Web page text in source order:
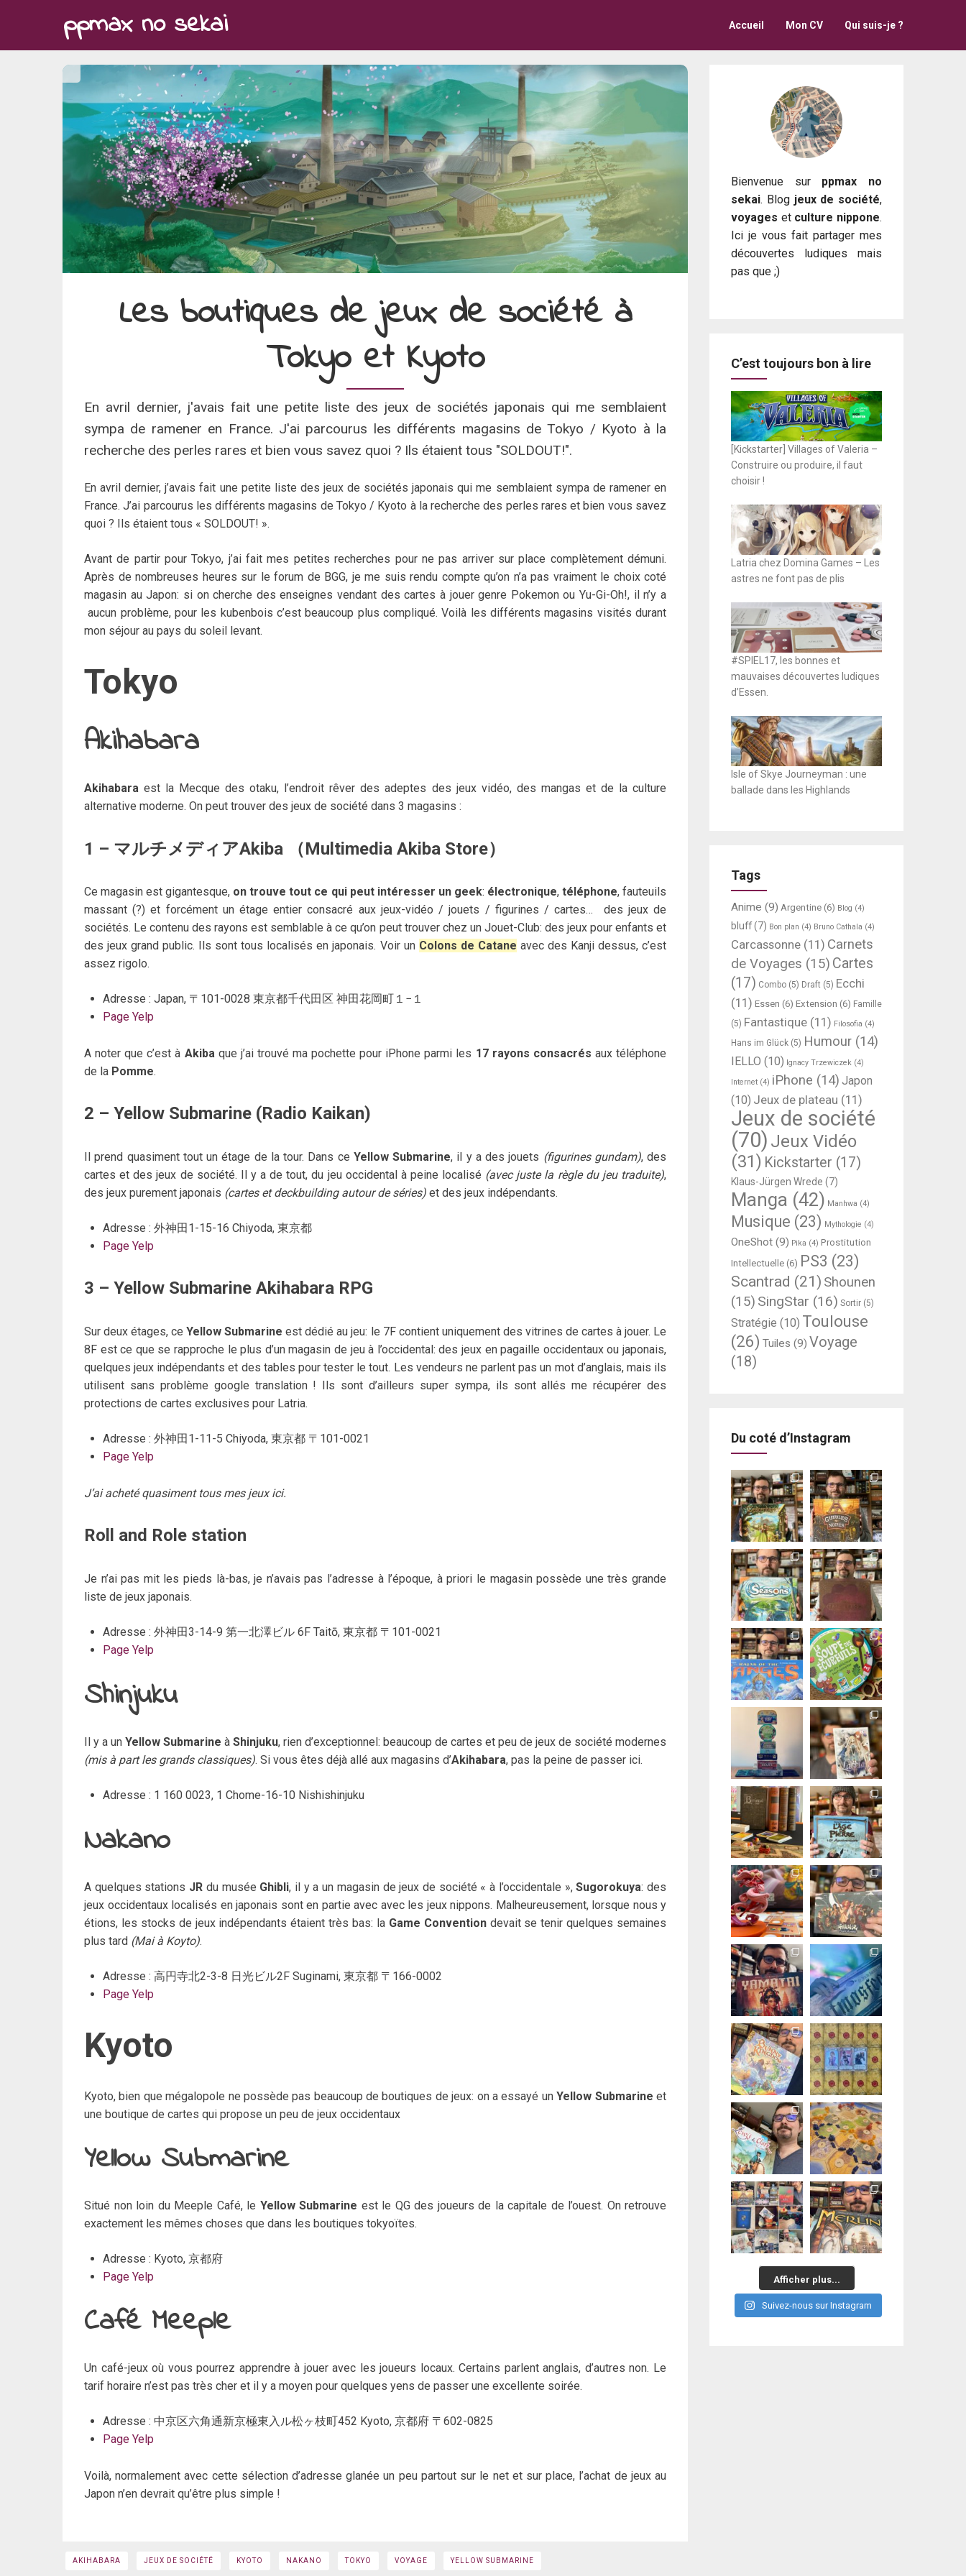
ppmax no sekai Accueil Mon CV Qui suis-je ?
Les boutiques de jeux de société à
Tokyo et Kyoto
En avril dernier, j'avais fait une petite liste des jeux de sociétés japonais qui me semblaient
sympa de ramener en France. J'ai parcourus les différents magasins de Tokyo / Kyoto à la
recherche des perles rares et bien vous savez quoi ? Ils étaient tous "SOLDOUT!".
En avril dernier, j’avais fait une petite liste des jeux de sociétés japonais qui me semblaient sympa de ramener en
France. J’ai parcourus les différents magasins de Tokyo / Kyoto à la recherche des perles rares et bien vous savez
quoi ? Ils étaient tous « SOLDOUT! ».
Avant de partir pour Tokyo, j’ai fait mes petites recherches pour ne pas arriver sur place complètement démuni.
Après de nombreuses heures sur le forum de BGG, je me suis rendu compte qu’on n’a pas vraiment le choix coté
magasin au Japon: si on cherche des enseignes vendant des cartes à jouer genre Pokemon ou Yu-Gi-Oh!, il n’y a
aucun problème, pour les kubenbois c’est beaucoup plus compliqué. Voilà les différents magasins visités durant
mon séjour au pays du soleil levant.
Tokyo
Akihabara
Akihabara est la Mecque des otaku, l’endroit rêver des adeptes des jeux vidéo, des mangas et de la culture
alternative moderne. On peut trouver des jeux de société dans 3 magasins :
1 – マルチメディアAkiba （Multimedia Akiba Store）
Ce magasin est gigantesque, on trouve tout ce qui peut intéresser un geek: électronique, téléphone, fauteuils
massant (?) et forcément un étage entier consacré aux jeux-vidéo / jouets / figurines / cartes… des jeux de
sociétés. Le contenu des rayons est semblable à ce qu’on peut trouver chez un Jouet-Club: des jeux pour enfants et
des jeux grand public. Ils sont tous localisés en japonais. Voir un Colons de Catane avec des Kanji dessus, c’est
assez rigolo.
Adresse : Japan, 〒101-0028 東京都千代田区 神田花岡町１−１
Page Yelp
A noter que c’est à Akibaque j’ai trouvé ma pochette pour iPhone parmi les 17 rayons consacrés aux téléphone
de la Pomme.
2 – Yellow Submarine (Radio Kaikan)
Il prend quasiment tout un étage de la tour. Dans ce Yellow Submarine, il y a des jouets (figurines gundam), des
cartes et des jeux de société. Il y a de tout, du jeu occidental à peine localisé (avec juste la règle du jeu traduite),
des jeux purement japonais (cartes et deckbuilding autour de séries) et des jeux indépendants.
Adresse : 外神田1-15-16 Chiyoda, 東京都
Page Yelp
3 – Yellow Submarine Akihabara RPG
Sur deux étages, ceYellow Submarine est dédié au jeu: le 7F contient uniquement des vitrines de cartes à jouer. Le
8F est ce que se rapproche le plus d’un magasin de jeu à l’occidental: des jeux en pagaille occidentaux ou japonais,
quelques jeux indépendants et des tables pour tester le tout. Les vendeurs ne parlent pas un mot d’anglais, mais ils
utilisent sans problème google translation ! Ils sont d’ailleurs super sympa, ils sont allés me récupérer des
protections de cartes exclusives pour Latria.
Adresse : 外神田1-11-5 Chiyoda, 東京都 〒101-0021
Page Yelp
J’ai acheté quasiment tous mes jeux ici.
Roll and Role station
Je n’ai pas mit les pieds là-bas, je n’avais pas l’adresse à l’époque, à priori le magasin possède une très grande
liste de jeux japonais.
Adresse : 外神田3-14-9 第一北澤ビル 6F Taitō, 東京都 〒101-0021
Page Yelp
Shinjuku
Il y a un Yellow Submarine à Shinjuku, rien d’exceptionnel: beaucoup de cartes et peu de jeux de société modernes
(mis à part les grands classiques). Si vous êtes déjà allé aux magasins d’Akihabara, pas la peine de passer ici.
Adresse : 1 160 0023, 1 Chome-16-10 Nishishinjuku
Nakano
A quelques stations JR du musée Ghibli, il y a un magasin de jeux de société « à l’occidentale »,Sugorokuya: des
jeux occidentaux localisés en japonais sont en partie avec avec les jeux nippons. Malheureusement, lorsque nous y
étions, les stocks de jeux indépendants étaient très bas: la Game Conventiondevait se tenir quelques semaines
plus tard (Mai à Koyto).
Adresse : 高円寺北2-3-8 日光ビル2F Suginami, 東京都 〒166-0002
Page Yelp
Kyoto
Kyoto, bien que mégalopole ne possède pas beaucoup de boutiques de jeux: on a essayé unYellow Submarine et
une boutique de cartes qui propose un peu de jeux occidentaux
Yellow Submarine
Situé non loin du Meeple Café, le Yellow Submarine est le QG des joueurs de la capitale de l’ouest. On retrouve
exactement les mêmes choses que dans les boutiques tokyoïtes.
Adresse : Kyoto, 京都府
Page Yelp
Café Meeple
Un café-jeux où vous pourrez apprendre à jouer avec les joueurs locaux. Certains parlent anglais, d’autres non. Le
tarif horaire n’est pas très cher et il y a moyen pour quelques yens de passer une excellente soirée.
Adresse : 中京区六角通新京極東入ル松ヶ枝町452 Kyoto, 京都府 〒602-0825
Page Yelp
Voilà, normalement avec cette sélection d’adresse glanée un peu partout sur le net et sur place, l’achat de jeux au
Japon n’en devrait qu’être plus simple !
AKIHABARA JEUX DE SOCIÉTÉ KYOTO NAKANO TOKYO VOYAGE YELLOW SUBMARINE
Bienvenue sur ppmax no
sekai. Blog jeux de société,
voyages et culture nippone.
Ici je vous fait partager mes
découvertes ludiques mais
pas que ;)
C’est toujours bon à lire
[Kickstarter] Villages of Valeria –
Construire ou produire, il faut
choisir !
Latria chez Domina Games – Les
astres ne font pas de plis
#SPIEL17, les bonnes et
mauvaises découvertes ludiques
d’Essen.
Isle of Skye Journeyman : une
ballade dans les Highlands
Tags
Anime (9) Argentine (6) Blog (4)
bluff(7) Bon plan (4) Bruno Cathala (4)
Carcassonne (11) Carnets
de Voyages (15) Cartes
(17) Combo (5) Draft (5) Ecchi
(11) Essen (6) Extension (6) Famille
(5) Fantastique (11) Filosofia (4)
Hans im Glück (5) Humour (14)
IELLO (10) Ignacy Trzewiczek (4)
Internet (4) iPhone (14) Japon
(10) Jeux de plateau (11)
Jeux de société
(70) Jeux Vidéo
(31) Kickstarter (17)
Klaus-Jürgen Wrede (7)
Manga (42) Manhwa (4)
Musique (23) Mythologie (4)
OneShot (9) Pika (4) Prostitution
Intellectuelle (6) PS3 (23)
Scantrad (21) Shounen
(15) SingStar (16) Sortir (5)
Stratégie (10) Toulouse
(26) Tuiles (9) Voyage
(18)
Du coté d’Instagram
Afficher plus...
Suivez-nous sur Instagram